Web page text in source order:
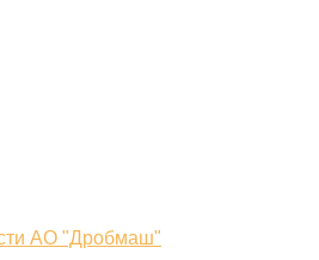
АО "Дробмаш"